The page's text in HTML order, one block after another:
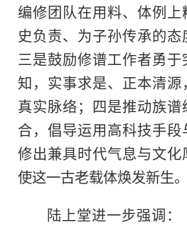
编修团队在用料、体例
史负责、为子孙传承的态
三是鼓励修谱工作者勇
知，实事求是、正本清
真实脉络；四是推动族
合，倡导运用高科技手
修出兼具时代气息与文化
使这一古老载体焕发新生
陆上堂进一步强调